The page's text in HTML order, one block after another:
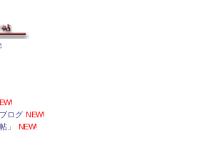
ログ NEW!
」
NEW!